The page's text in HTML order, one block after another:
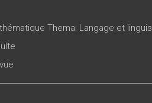
Thema: Langage et